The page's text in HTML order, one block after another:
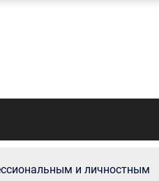
и личностным